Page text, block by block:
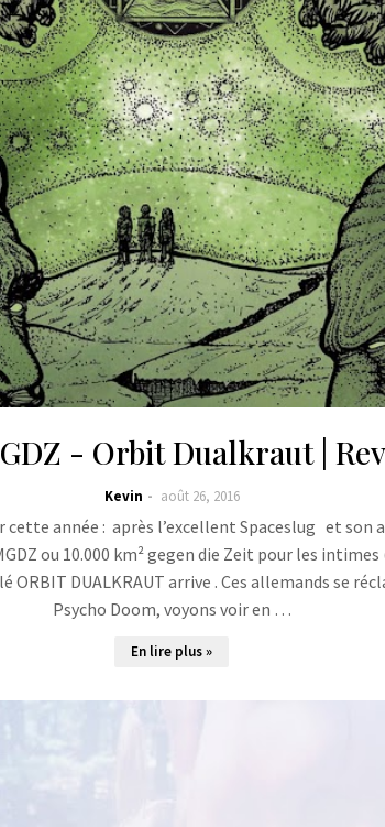
- Orbit Dualkraut |
Kevin août 26, 2016
cette année : après l’excellent Spaceslug et son
ou 10.000 km² gegen die Zeit pour les
ORBIT DUALKRAUT arrive . Ces allemands se
Psycho Doom, voyons voir en …
En lire plus »